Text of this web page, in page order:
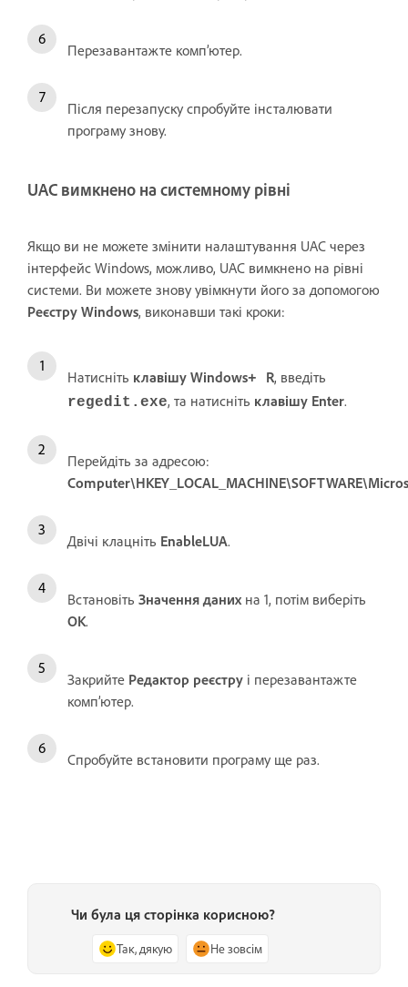
Перезавантажте комп’ютер.
Після перезапуску спробуйте інсталювати
програму знову.
UAC вимкнено на системному рівні
Якщо ви не можете змінити налаштування UAC через
інтерфейс Windows, можливо, UAC вимкнено на рівні
системи. Ви можете знову увімкнути його за допомогою
Реєстру Windows, виконавши такі кроки:
Натисніть клавішу Windows+ R, введіть
regedit.exe, та натисніть клавішу Enter.
Перейдіть за адресою:
Двічі клацніть EnableLUA.
Встановіть Значення даних на 1, потім виберіть
OK.
Закрийте Редактор реєстру і перезавантажте
комп’ютер.
Спробуйте встановити програму ще раз.
Чи була ця сторінка корисною?
Так, дякую Не зовсім